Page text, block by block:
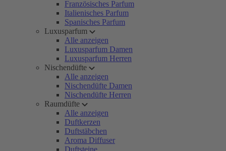
Französisches Parfum
Italienisches Parfum
Spanisches Parfum
Luxusparfum
Alle anzeigen
Luxusparfum Damen
Luxusparfum Herren
Nischendüfte
Alle anzeigen
Nischendüfte Damen
Nischendüfte Herren
Raumdüfte
Alle anzeigen
Duftkerzen
Duftstäbchen
Aroma Diffuser
Duftsteine